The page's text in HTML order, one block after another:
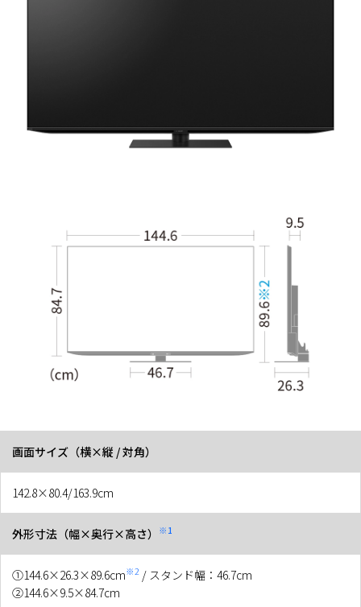
画面サイズ（横×縦 / 対角）
142.8×80.4/163.9cm
外形寸法（幅×奥行×高さ） ※1
①144.6×26.3×89.6cm※2 / スタンド幅：46.7cm
②144.6×9.5×84.7cm